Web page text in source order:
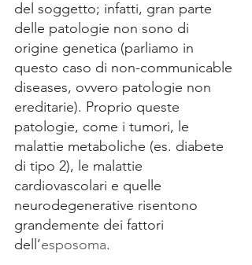
del soggetto; infatti, gran parte
delle patologie non sono di
origine genetica (parliamo in
questo caso di non-communicable
diseases, ovvero patologie non
ereditarie). Proprio queste
patologie, come i tumori, le
malattie metaboliche (es. diabete
di tipo 2), le malattie
cardiovascolari e quelle
neurodegenerative risentono
grandemente dei fattori
dell’esposoma.